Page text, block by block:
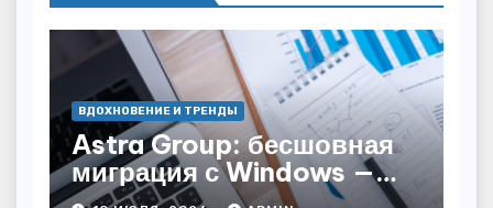
ВДОХНОВЕНИЕ И ТРЕНДЫ
Astra Group: бесшовная
миграция с Windows —
как сохранить бизнес-